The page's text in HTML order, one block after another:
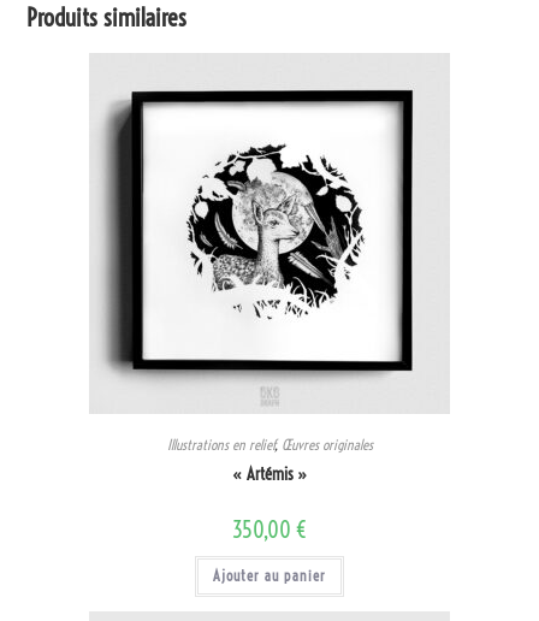
Produits similaires
Illustrations en relief, Œuvres originales
« Artémis »
350,00 €
Ajouter au panier